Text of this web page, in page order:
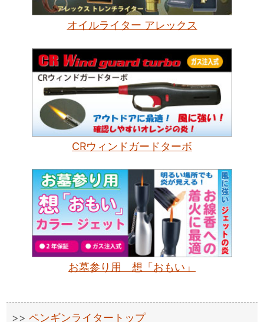
オイルライター アレックス
CRウィンドガードターボ
お墓参り用 想「おもい」
ペンギンライタートップ